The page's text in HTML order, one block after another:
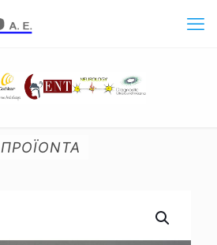
ΠΡΟΪΟΝΤΑ